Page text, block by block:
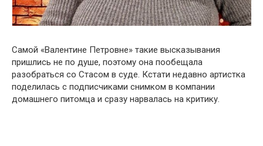
Самой «Валентине Петровне» такие высказывания
пришлись не по душе, поэтому она пообещала
разобраться со Стасом в суде. Кстати недавно артистка
поделилась с подписчиками снимком в компании
домашнего питомца и сразу нарвалась на критику.